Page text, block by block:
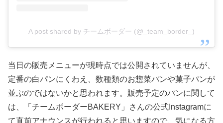
A post shared by チームボーダー (@_team_border_)
当日の販売メニューが現時点では公開されていませんが、
定番の白パンにくわえ、数種類のお惣菜パンや菓子パンが
並ぶのではないかと思われます。販売予定のパンに関して
は、「チームボーダーBAKERY」さんの公式Instagramに
て直前アナウンスが行われると思いますので、気になる方